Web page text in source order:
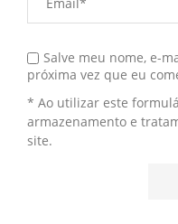
Salve meu nome, e-
próxima vez que eu
* Ao utilizar este
armazenamento e
site.